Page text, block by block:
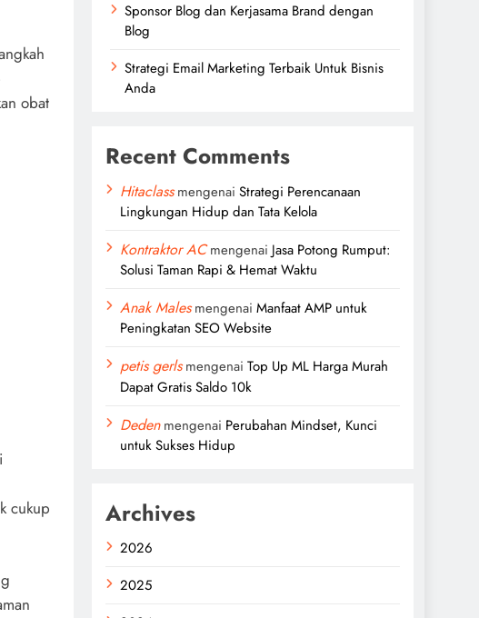
obat
cukup
Sponsor Blog dan Kerjasama Brand dengan
Blog
Strategi Email Marketing Terbaik Untuk Bisnis
Anda
Recent Comments
Hitaclassmengenai Strategi Perencanaan
Lingkungan Hidup dan Tata Kelola
Kontraktor ACmengenai Jasa Potong Rumput:
Solusi Taman Rapi & Hemat Waktu
Anak Malesmengenai Manfaat AMP untuk
Peningkatan SEO Website
petis gerlsmengenai Top Up ML Harga Murah
Dapat Gratis Saldo 10k
Dedenmengenai Perubahan Mindset, Kunci
untuk Sukses Hidup
Archives
2026
2025